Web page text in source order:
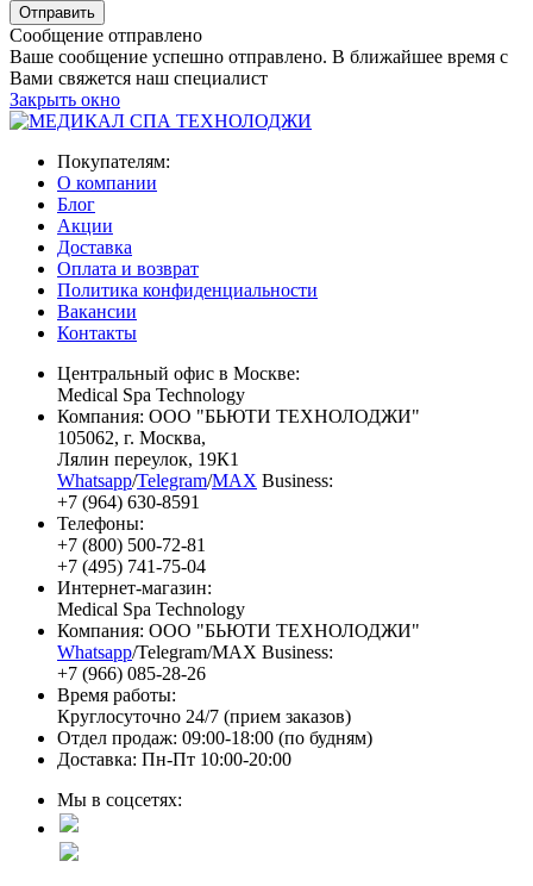
Сообщение отправлено
Ваше сообщение успешно отправлено. В ближайшее время с
Вами свяжется наш специалист
Закрыть окно
Покупателям:
О компании
Блог
Акции
Доставка
Оплата и возврат
Политика конфиденциальности
Вакансии
Контакты
Центральный офис в Москве:
Medical Spa Technology
Компания: ООО "БЬЮТИ ТЕХНОЛОДЖИ"
105062, г. Москва,
Лялин переулок, 19К1
Whatsapp/Telegram/MAX Business:
+7 (964) 630-8591
Телефоны:
+7 (800) 500-72-81
+7 (495) 741-75-04
Интернет-магазин:
Medical Spa Technology
Компания: ООО "БЬЮТИ ТЕХНОЛОДЖИ"
Whatsapp/Telegram/MAX Business:
+7 (966) 085-28-26
Время работы:
Круглосуточно 24/7 (прием заказов)
Отдел продаж: 09:00-18:00 (по будням)
Доставка: Пн-Пт 10:00-20:00
Мы в соцсетях: